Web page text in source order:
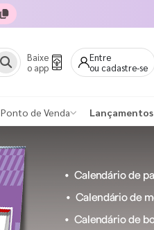
Baixe
o app
Entre
ou cadastre-se
Ponto de Venda Lançamentos